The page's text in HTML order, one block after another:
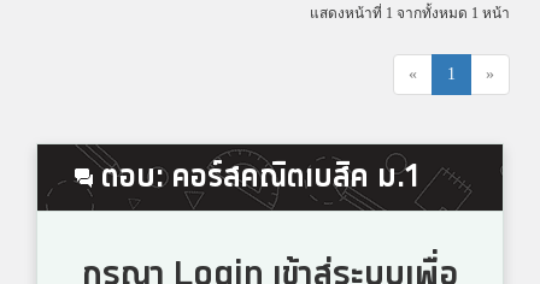
แสดงหน้าที่ 1 จากทั้งหมด 1 หน้า
« 1 »
ตอบ: คอร์สคณิตเบสิค ม.1